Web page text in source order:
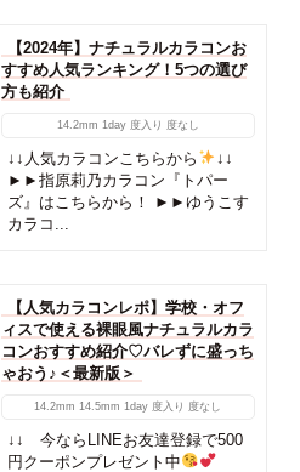
【2024年】ナチュラルカラコンお
すすめ人気ランキング！5つの選び
方も紹介
14.2mm 1day 度入り 度なし
↓↓人気カラコンこちらから
↓↓
►►指原莉乃カラコン『トパー
ズ』はこちらから！ ►►ゆうこす
カラコ...
【人気カラコンレポ】学校・オフ
ィスで使える裸眼風ナチュラルカラ
コンおすすめ紹介♡バレずに盛っち
ゃおう♪＜最新版＞
14.2mm 14.5mm 1day 度入り 度なし
↓↓ 今ならLINEお友達登録で500
円クーポンプレゼント中